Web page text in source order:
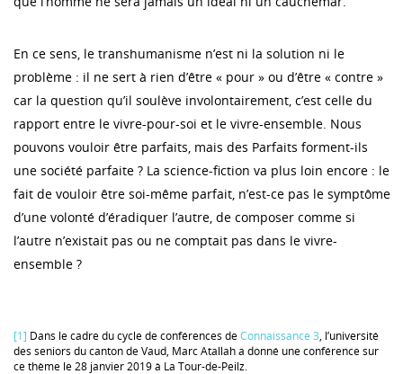
En ce sens, le transhumanisme n’est ni la solution ni le
problème : il ne sert à rien d’être « pour » ou d’être « contre »
car la question qu’il soulève involontairement, c’est celle du
rapport entre le vivre-pour-soi et le vivre-ensemble. Nous
pouvons vouloir être parfaits, mais des Parfaits forment-ils
une société parfaite ? La science-fiction va plus loin encore : le
fait de vouloir être soi-même parfait, n’est-ce pas le symptôme
d’une volonté d’éradiquer l’autre, de composer comme si
l’autre n’existait pas ou ne comptait pas dans le vivre-
ensemble ?
[1] Dans le cadre du cycle de conférences deConnaissance 3, l’université
des seniors du canton de Vaud, Marc Atallah a donné une conférence sur
ce thème le 28 janvier 2019 à La Tour-de-Peilz.